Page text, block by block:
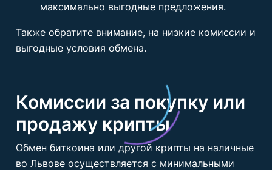
максимально выгодные предложения.
Также обратите внимание, на низкие комиссии и
выгодные условия обмена.
Комиссии за покупку или
продажу крипты
Обмен биткоина или другой крипты на наличные
во Львове осуществляется с минимальными